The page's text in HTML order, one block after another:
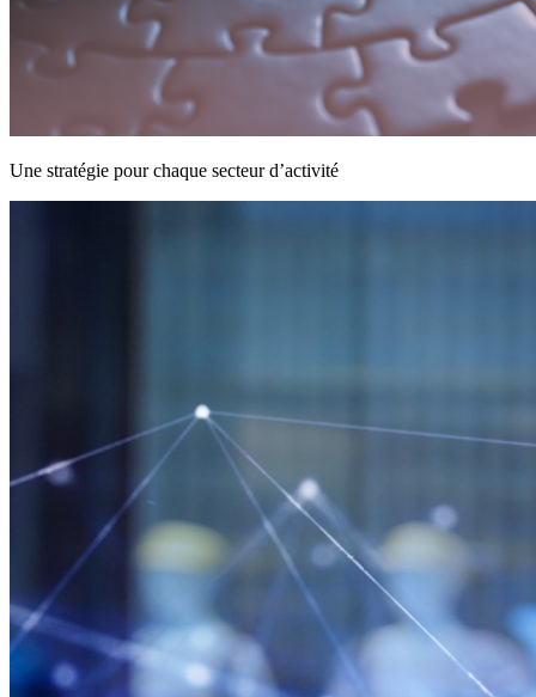
Une stratégie pour chaque secteur d’activité